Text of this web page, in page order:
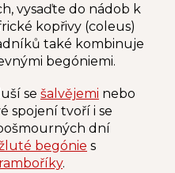
vysaďte do nádob k
kopřivy (coleus)
také kombinuje
begóniemi.
se šalvějemi nebo
spojení tvoří i se
dní
begónie s
.